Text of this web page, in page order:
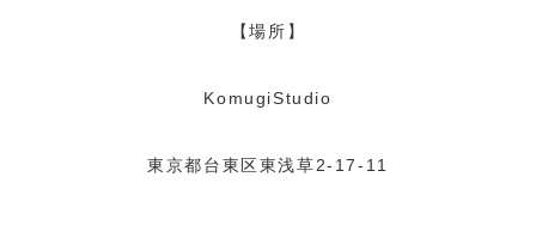
【場所】
KomugiStudio
東京都台東区東浅草2-17-11